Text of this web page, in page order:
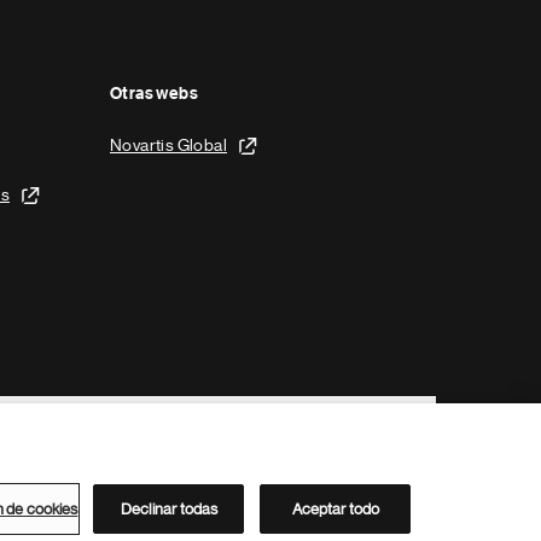
Otras webs
Novartis Global
Directorio de Novartis
de cookies Declinar todas Aceptar todo